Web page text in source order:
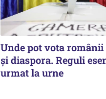
Unde pot vota
și diaspora. Reguli
urmat la urne